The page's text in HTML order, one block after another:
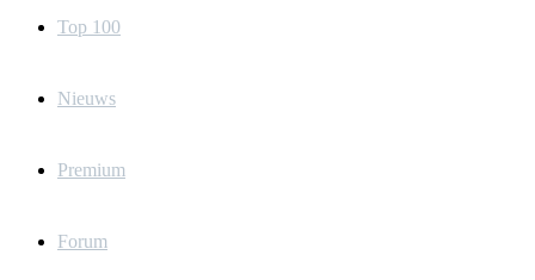
Top 100
Nieuws
Premium
Forum